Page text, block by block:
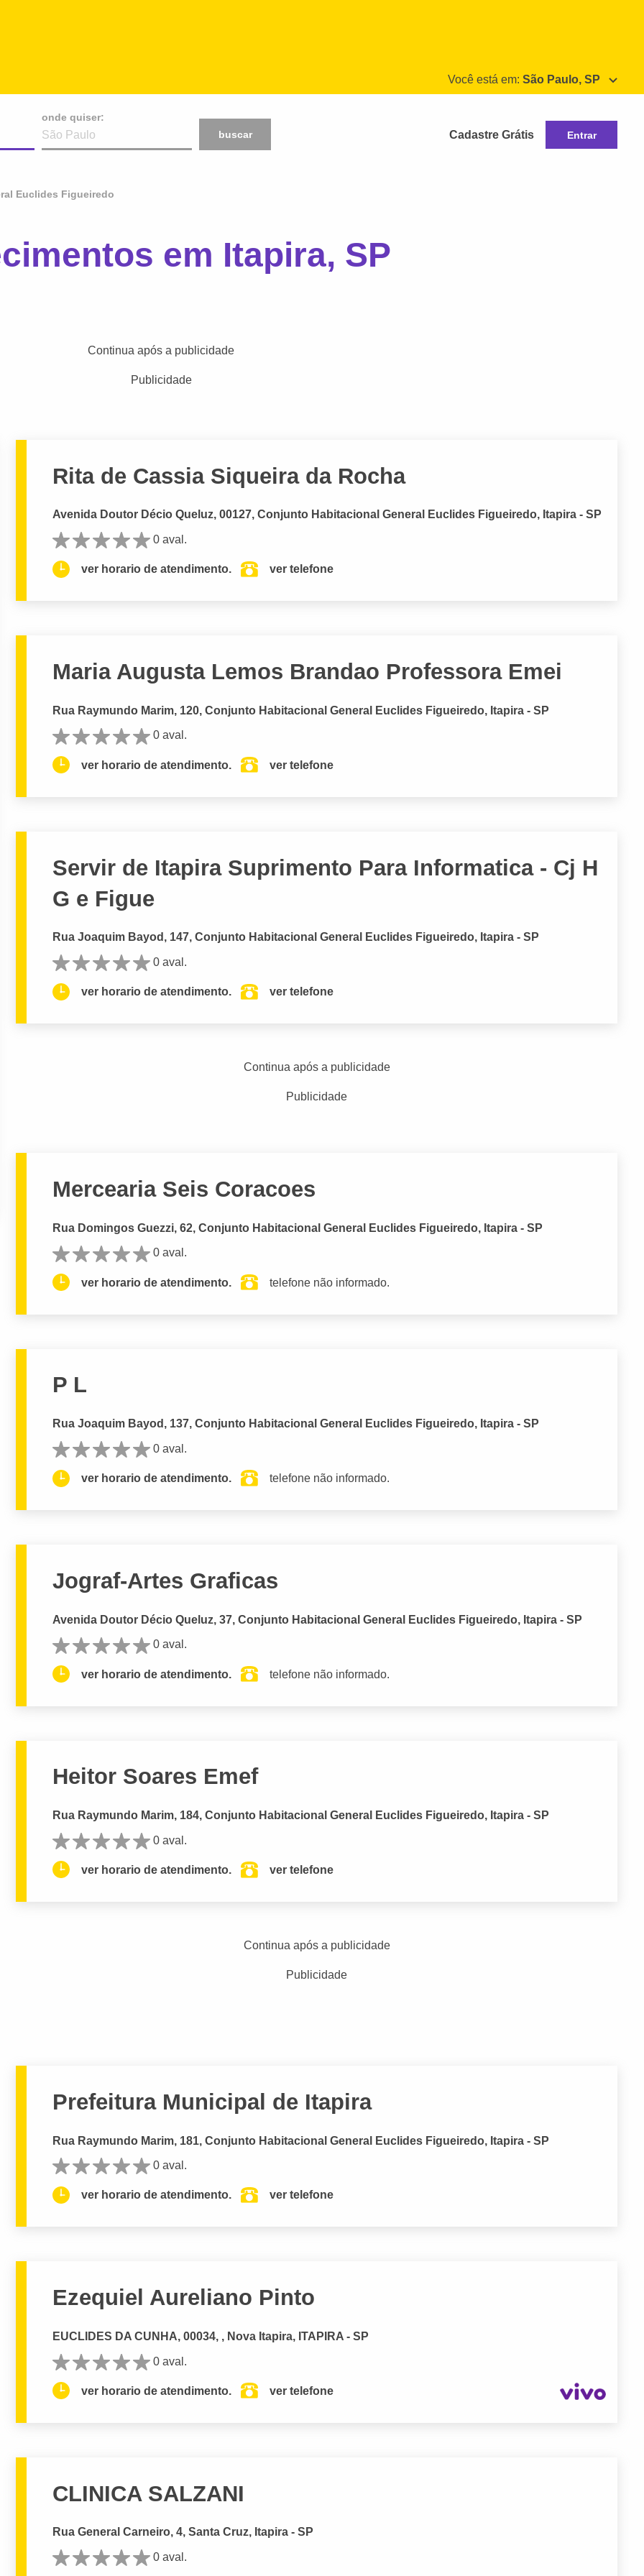
Você está em: São Paulo, SP
onde quiser:
buscar
Cadastre Grátis Entrar
Euclides Figueiredo
em Itapira, SP
Continua após a publicidade
Publicidade
Rita de Cassia Siqueira da Rocha
Avenida Doutor Décio Queluz, 00127, Conjunto Habitacional General Euclides Figueiredo, Itapira - SP
0 aval.
ver horario de atendimento. ver telefone
Maria Augusta Lemos Brandao Professora Emei
Rua Raymundo Marim, 120, Conjunto Habitacional General Euclides Figueiredo, Itapira - SP
0 aval.
ver horario de atendimento. ver telefone
Servir de Itapira Suprimento Para Informatica - Cj H
G e Figue
Rua Joaquim Bayod, 147, Conjunto Habitacional General Euclides Figueiredo, Itapira - SP
0 aval.
ver horario de atendimento. ver telefone
Continua após a publicidade
Publicidade
Mercearia Seis Coracoes
Rua Domingos Guezzi, 62, Conjunto Habitacional General Euclides Figueiredo, Itapira - SP
0 aval.
ver horario de atendimento. telefone não informado.
P L
Rua Joaquim Bayod, 137, Conjunto Habitacional General Euclides Figueiredo, Itapira - SP
0 aval.
ver horario de atendimento. telefone não informado.
Jograf-Artes Graficas
Avenida Doutor Décio Queluz, 37, Conjunto Habitacional General Euclides Figueiredo, Itapira - SP
0 aval.
ver horario de atendimento. telefone não informado.
Heitor Soares Emef
Rua Raymundo Marim, 184, Conjunto Habitacional General Euclides Figueiredo, Itapira - SP
0 aval.
ver horario de atendimento. ver telefone
Continua após a publicidade
Publicidade
Prefeitura Municipal de Itapira
Rua Raymundo Marim, 181, Conjunto Habitacional General Euclides Figueiredo, Itapira - SP
0 aval.
ver horario de atendimento. ver telefone
Ezequiel Aureliano Pinto
EUCLIDES DA CUNHA, 00034, , Nova Itapira, ITAPIRA - SP
0 aval.
ver horario de atendimento. ver telefone
CLINICA SALZANI
Rua General Carneiro, 4, Santa Cruz, Itapira - SP
0 aval.